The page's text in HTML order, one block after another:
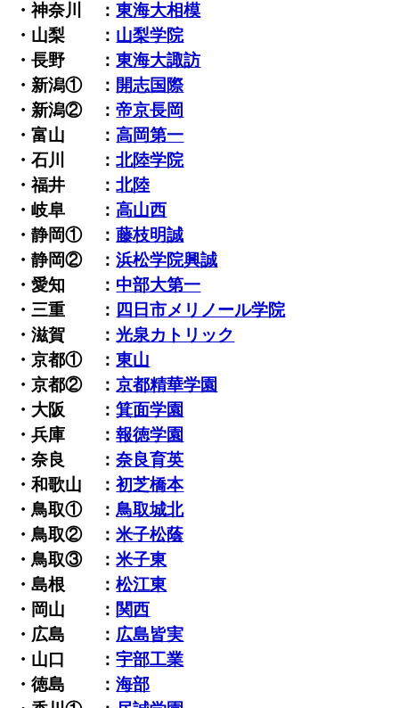
・神奈川 ：東海大相模
・山梨 ： 山梨学院
・長野 ：東海大諏訪
・新潟① ： 開志国際
・新潟② ：帝京長岡
・富山 ：高岡第一
・石川 ：北陸学院
・福井 ：北陸
・岐阜 ：高山西
・静岡① ：藤枝明誠
・静岡② ：浜松学院興誠
・愛知 ： 中部大第一
・三重 ： 四日市メリノール学院
・滋賀 ：光泉カトリック
・京都① ：東山
・京都② ：京都精華学園
・大阪 ：箕面学園
・兵庫 ：報徳学園
・奈良 ：奈良育英
・和歌山 ：初芝橋本
・鳥取① ： 鳥取城北
・鳥取② ：米子松蔭
・鳥取③ ：米子東
・島根 ：松江東
・岡山 ： 関西
・広島 ： 広島皆実
・山口 ：宇部工業
・徳島 ：海部